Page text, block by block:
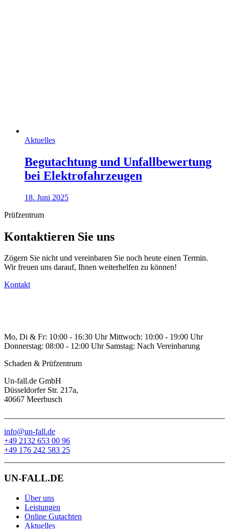
Aktuelles
Begutachtung und Unfallbewertung
bei Elektrofahrzeugen
18. Juni 2025
Prüfzentrum
Kontaktieren Sie uns
Zögern Sie nicht und vereinbaren Sie noch heute einen Termin.
Wir freuen uns darauf, Ihnen weiterhelfen zu können!
Kontakt
Mo, Di & Fr: 10:00 - 16:30 Uhr Mittwoch: 10:00 - 19:00 Uhr
Donnerstag: 08:00 - 12:00 Uhr Samstag: Nach Vereinbarung
Schaden & Prüfzentrum
Un-fall.de GmbH
Düsseldorfer Str. 217a,
40667 Meerbusch
info@un-fall.de
+49 2132 653 00 96
+49 176 242 583 25
UN-FALL.DE
Über uns
Leistungen
Online Gutachten
Aktuelles